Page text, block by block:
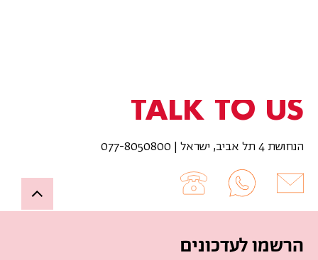
TALK TO US
הנחושת 4 תל אביב, ישראל | 077-8050800
Up
הרשמו לעדכונים